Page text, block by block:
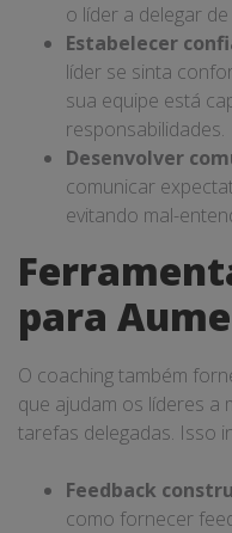
o líder a delegar
Estabelecer
líder se sinta
sua equipe está
responsabilidades.
Desenvolver
comunicar
evitando mal-
para
O coaching também
que ajudam os líderes
tarefas delegadas. Isso
Feedback
como fornecer